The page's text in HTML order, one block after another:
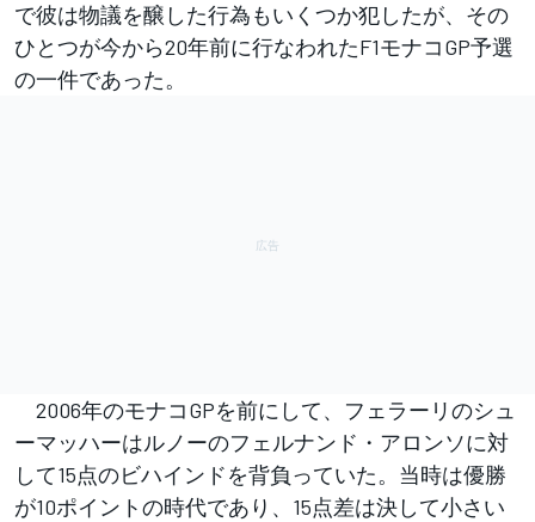
で彼は物議を醸した行為もいくつか犯したが、その
ひとつが今から20年前に行なわれたF1モナコGP予選
の一件であった。
2006年のモナコGPを前にして、フェラーリのシュ
ーマッハーはルノーのフェルナンド・アロンソに対
して15点のビハインドを背負っていた。当時は優勝
が10ポイントの時代であり、15点差は決して小さい